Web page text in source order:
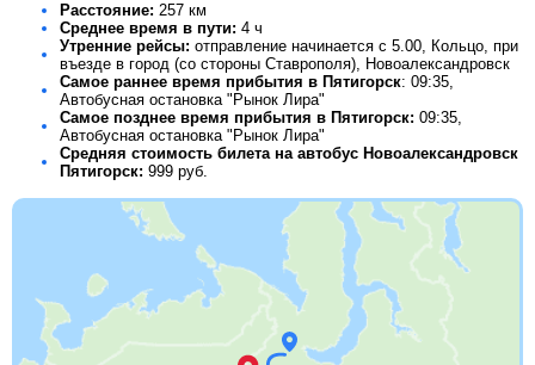
Расстояние: 257 км
Среднее время в пути: 4 ч
Утренние рейсы: отправление начинается с 5.00, Кольцо, при
въезде в город (со стороны Ставрополя), Новоалександровск
Самое раннее время прибытия в Пятигорск: 09:35,
Автобусная остановка "Рынок Лира"
Самое позднее время прибытия в Пятигорск: 09:35,
Автобусная остановка "Рынок Лира"
Средняя стоимость билета на автобус Новоалександровск
Пятигорск: 999 руб.